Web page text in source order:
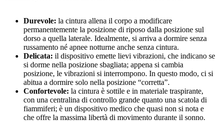
Durevole: la cintura allena il corpo a modificare
permanentemente la posizione di riposo dalla posizione sul
dorso a quella laterale. Idealmente, si arriva a dormire senza
russamento né apnee notturne anche senza cintura.
Delicata: il dispositivo emette lievi vibrazioni, che indicano se
si dorme nella posizione sbagliata; appena si cambia
posizione, le vibrazioni si interrompono. In questo modo, ci si
abitua a dormire solo nella posizione “corretta”.
Confortevole: la cintura è sottile e in materiale traspirante,
con una centralina di controllo grande quanto una scatola di
fiammiferi; è un dispositivo medico che quasi non si nota e
che offre la massima libertà di movimento durante il sonno.